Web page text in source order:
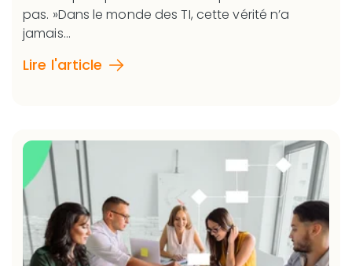
pas. »Dans le monde des TI, cette vérité n’a
jamais...
Lire l'article